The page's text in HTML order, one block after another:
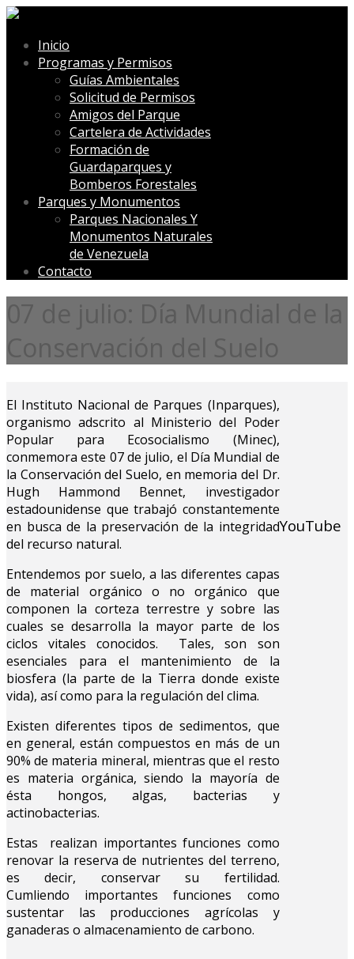
Inicio
Programas y Permisos
Guías Ambientales
Solicitud de Permisos
Amigos del Parque
Cartelera de Actividades
Formación de
Guardaparques y
Bomberos Forestales
Parques y Monumentos
Parques Nacionales Y
Monumentos Naturales
de Venezuela
Contacto
07 de julio: Día Mundial de la
Conservación del Suelo
El Instituto Nacional de Parques (Inparques),
organismo adscrito al Ministerio del Poder
Popular para Ecosocialismo (Minec),
conmemora este 07 de julio, el Día Mundial de
la Conservación del Suelo, en memoria del Dr.
Hugh Hammond Bennet, investigador
estadounidense que trabajó constantemente
en busca de la preservación de la integridad
del recurso natural.
Entendemos por suelo, a las diferentes capas
de material orgánico o no orgánico que
componen la corteza terrestre y sobre las
cuales se desarrolla la mayor parte de los
ciclos vitales conocidos. Tales, son son
esenciales para el mantenimiento de la
biosfera (la parte de la Tierra donde existe
vida), así como para la regulación del clima.
Existen diferentes tipos de sedimentos, que
en general, están compuestos en más de un
90% de materia mineral, mientras que el resto
es materia orgánica, siendo la mayoría de
ésta hongos, algas, bacterias y
actinobacterias.
Estas realizan importantes funciones como
renovar la reserva de nutrientes del terreno,
es decir, conservar su fertilidad.
Cumliendo importantes funciones como
sustentar las producciones agrícolas y
ganaderas o almacenamiento de carbono.
YouTube